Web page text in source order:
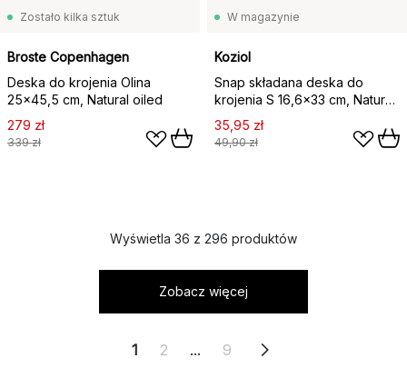
Zostało kilka sztuk
Broste Copenhagen
Deska do krojenia Olina
25x45,5 cm, Natural oiled
279 zł
339 zł
W magazynie
Koziol
Snap składana deska do
krojenia S 16,6x33 cm, Nature
flower blue
35,95 zł
49,90 zł
Wyświetla 36 z 296 produktów
Zobacz więcej
1 2 ... 9